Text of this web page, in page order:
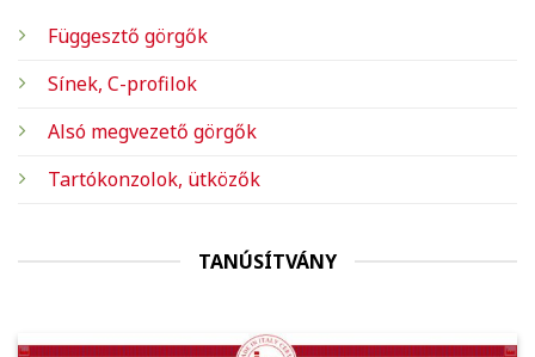
Függesztő görgők
Sínek, C-profilok
Alsó megvezető görgők
Tartókonzolok, ütközők
TANÚSÍTVÁNY